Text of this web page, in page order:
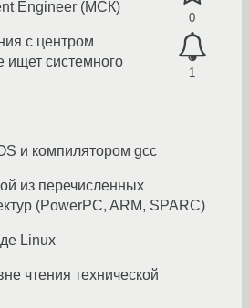
0
1
Engineer (МСК)
с центром
ищет системного
и компилятором gcc
из перечисленных
(PowerPC, ARM, SPARC)
Linux
чтения технической